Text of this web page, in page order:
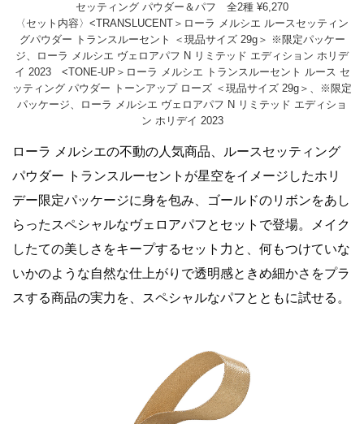
セッティング パウダー＆パフ 全2種 ¥6,270
〈セット内容〉<TRANSLUCENT＞ローラ メルシエ ルースセッティン
グパウダー トランスルーセント ＜現品サイズ 29g＞ ※限定パッケー
ジ、ローラ メルシエ ヴェロアパフ N リミテッド エディション ホリデ
イ 2023 <TONE-UP＞ローラ メルシエ トランスルーセント ルース セ
ッティング パウダー トーンアップ ローズ ＜現品サイズ 29g＞、※限定
パッケージ、ローラ メルシエ ヴェロアパフ N リミテッド エディショ
ン ホリデイ 2023
ローラ メルシエの不動の人気商品、ルースセッティング
パウダー トランスルーセントが星空をイメージしたホリ
デー限定パッケージに身を包み、ゴールドのリボンをあし
らったスペシャルなヴェロアパフとセットで登場。メイク
したての美しさをキープするセット力と、何もつけていな
いかのような自然な仕上がりで透明感ときめ細かさをプラ
スする商品の実力を、スペシャルなパフとともに試せる。